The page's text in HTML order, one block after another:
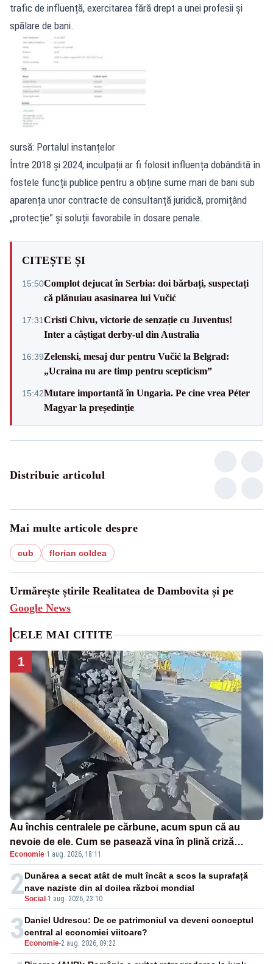
trafic de influență, exercitarea fără drept a unei profesii și
spălare de bani.
sursă: Portalul instanțelor
Între 2018 și 2024, inculpații ar fi folosit influența dobândită în
fostele funcții publice pentru a obține sume mari de bani sub
aparența unor contracte de consultanță juridică, promițând
„protecție” și soluții favorabile în dosare penale.
CITEȘTE ȘI
15:50Complot dejucat în Serbia: doi bărbați, suspectați
că plănuiau asasinarea lui Vučić
17:31Cristi Chivu, victorie de senzație cu Juventus!
Inter a câștigat derby-ul din Australia
16:39Zelenski, mesaj dur pentru Vučić la Belgrad:
„Ucraina nu are timp pentru scepticism”
15:42Mutare importantă în Ungaria. Pe cine vrea Péter
Magyar la președinție
Distribuie articolul
Mai multe articole despre
cub florian coldea
Urmărește știrile Realitatea de Dambovita și pe
Google News
CELE MAI CITITE
1
Au închis centralele pe cărbune, acum spun că au
nevoie de ele. Cum se pasează vina în plină criză
energetică
Economie·1 aug. 2026, 18:11
2Social-1 aug. 2026, 23:10
Dunărea a secat atât de mult încât a scos la suprafață
nave naziste din al doilea război mondial
3Economie-2 aug. 2026, 09:22
Daniel Udrescu: De ce patrimoniul va deveni conceptul
central al economiei viitoare?